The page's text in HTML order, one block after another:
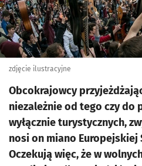
zdjęcie ilustracyjne
Obcokrajowcy
niezależnie od tego czy do
wyłącznie turystycznych,
nosi on miano Europejskiej
Oczekują więc, że w